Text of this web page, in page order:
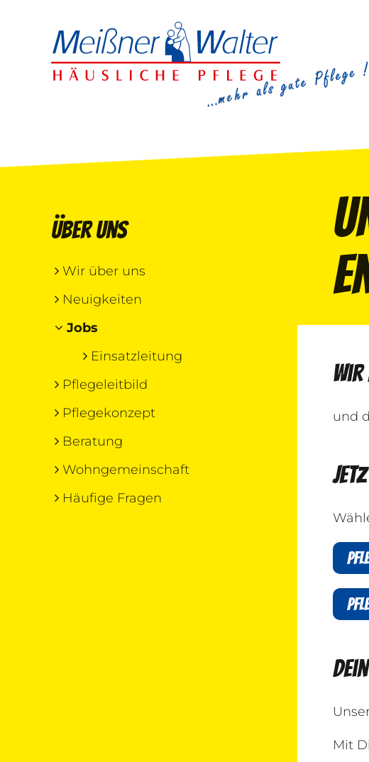
Über uns
Wir über uns
Neuigkeiten
Jobs
Einsatzleitung
Pflegeleitbild
Pflegekonzept
Beratung
Wohngemeinschaft
Häufige Fragen
Wir
und
Mit